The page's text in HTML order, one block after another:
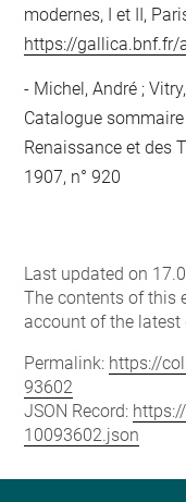
modernes, I et II,
https://gallica.bnf.fr/
Michel, André ;
Catalogue
Renaissance et des
1907, n° 920
Last updated on
The contents of this
account of the latest
Permalink: https://
93602
JSON Record:
10093602.json